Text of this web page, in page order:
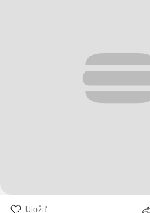
Uložiť